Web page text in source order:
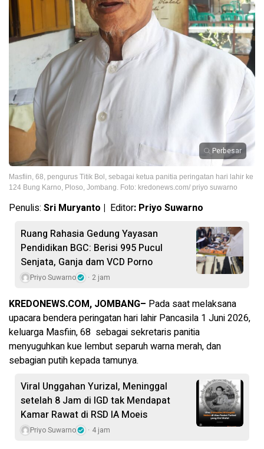
Perbesar
Masfiin, 68, pengurus Titik Bol, sebagai ketua panitia peringatan hari lahir ke
124 Bung Karno, Ploso, Jombang. Foto: kredonews.com/ priyo suwarno
Penulis: Sri Muryanto | Editor: Priyo Suwarno
Ruang Rahasia Gedung Yayasan
Pendidikan BGC: Berisi 995 Pucul
Senjata, Ganja dam VCD Porno
Priyo Suwarno 2 jam
KREDONEWS.COM, JOMBANG– Pada saat melaksana
upacara bendera peringatan hari lahir Pancasila 1 Juni 2026,
keluarga Masfiin, 68 sebagai sekretaris panitia
menyuguhkan kue lembut separuh warna merah, dan
sebagian putih kepada tamunya.
Viral Unggahan Yurizal, Meninggal
setelah 8 Jam di IGD tak Mendapat
Kamar Rawat di RSD IA Moeis
Priyo Suwarno 4 jam